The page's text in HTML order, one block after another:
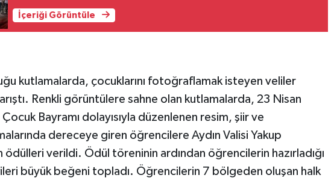
İçeriği Görüntüle
kutlamalarda, çocuklarını fotoğraflamak isteyen veliler
Renkli görüntülere sahne olan kutlamalarda, 23 Nisan
Bayramı dolayısıyla düzenlenen resim, şiir ve
dereceye giren öğrencilere Aydın Valisi Yakup
verildi. Ödül töreninin ardından öğrencilerin hazırladığı
büyük beğeni topladı. Öğrencilerin 7 bölgeden oluşan halk